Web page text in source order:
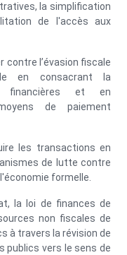
la simplification
de l'accès aux
contre l’évasion fiscale
en consacrant la
financières et en
de paiement
les transactions en
de lutte contre
formelle.
la loi de finances de
non fiscales de
à travers la révision de
publics vers le sens de